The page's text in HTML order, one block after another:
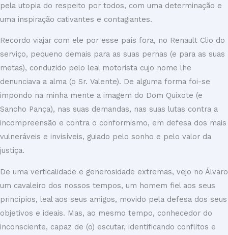
pela utopia do respeito por todos, com uma determinação e
uma inspiração cativantes e contagiantes.
Recordo viajar com ele por esse país fora, no Renault Clio do
serviço, pequeno demais para as suas pernas (e para as suas
metas), conduzido pelo leal motorista cujo nome lhe
denunciava a alma (o Sr. Valente). De alguma forma foi-se
impondo na minha mente a imagem do Dom Quixote (e
Sancho Pança), nas suas demandas, nas suas lutas contra a
incompreensão e contra o conformismo, em defesa dos mais
vulneráveis e invisíveis, guiado pelo sonho e pelo valor da
justiça.
De uma verticalidade e generosidade extremas, vejo no Álvaro
um cavaleiro dos nossos tempos, um homem fiel aos seus
princípios, leal aos seus amigos, movido pela defesa dos seus
objetivos e ideais. Mas, ao mesmo tempo, conhecedor do
inconsciente, capaz de (o) escutar, identificando conflitos e